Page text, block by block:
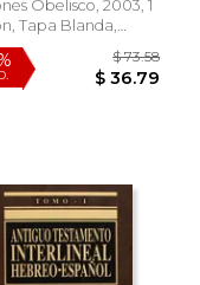
Obelisco, 2003, 1
Tapa Blanda,